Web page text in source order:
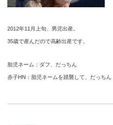
2012年11月上旬、男児出産。
35歳で産んだので高齢出産です。
胎児ネーム：ダフ、だっちん
赤子HN：胎児ネームを踏襲して、だっちん